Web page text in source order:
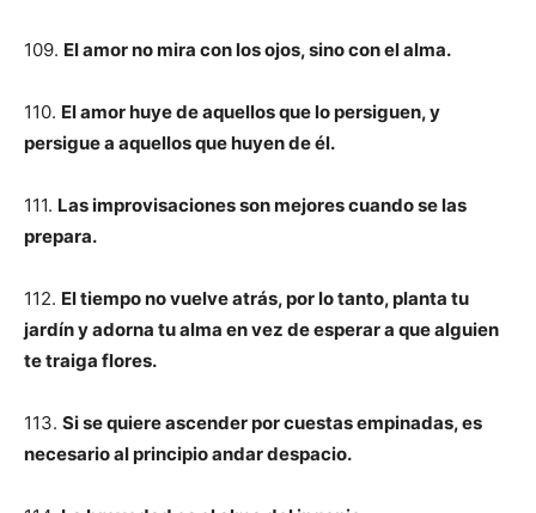
109. El amor no mira con los ojos, sino con el alma.
110. El amor huye de aquellos que lo persiguen, y
persigue a aquellos que huyen de él.
111. Las improvisaciones son mejores cuando se las
prepara.
112. El tiempo no vuelve atrás, por lo tanto, planta tu
jardín y adorna tu alma en vez de esperar a que alguien
te traiga flores.
113. Si se quiere ascender por cuestas empinadas, es
necesario al principio andar despacio.